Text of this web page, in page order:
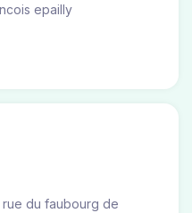
epailly
rue du faubourg de